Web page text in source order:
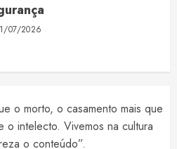
07/2026
o morto, o casamento mais que
intelecto. Vivemos na cultura
o conteúdo”.